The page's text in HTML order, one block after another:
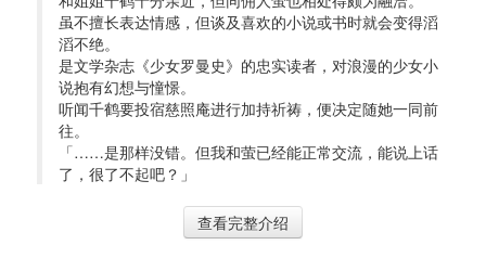
虽不擅长表达情感，但谈及喜欢的小说或书时就会变得滔
滔不绝。
是文学杂志《少女罗曼史》的忠实读者，对浪漫的少女小
说抱有幻想与憧憬。
听闻千鹤要投宿慈照庵进行加持祈祷，便决定随她一同前
往。
「……是那样没错。但我和萤已经能正常交流，能说上话
了，很了不起吧？」
查看完整介绍